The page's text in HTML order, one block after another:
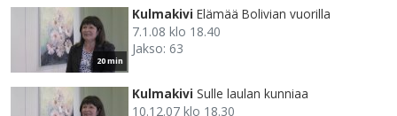
20 min
Kulmakivi Elämää Bolivian vuorilla
7.1.08 klo 18.40
Jakso: 63
Kulmakivi Sulle laulan kunniaa
10.12.07 klo 18.30